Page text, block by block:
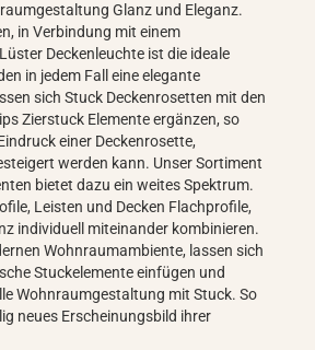
Glanz und Eleganz.
in Verbindung mit einem
Deckenleuchte ist die ideale
in jedem Fall eine elegante
sich Stuck Deckenrosetten mit den
Zierstuck Elemente ergänzen, so
einer Deckenrosette,
werden kann. Unser Sortiment
bietet dazu ein weites Spektrum.
Leisten und Decken Flachprofile,
individuell miteinander kombinieren.
Wohnraumambiente, lassen sich
Stuckelemente einfügen und
Wohnraumgestaltung mit Stuck. So
neues Erscheinungsbild ihrer